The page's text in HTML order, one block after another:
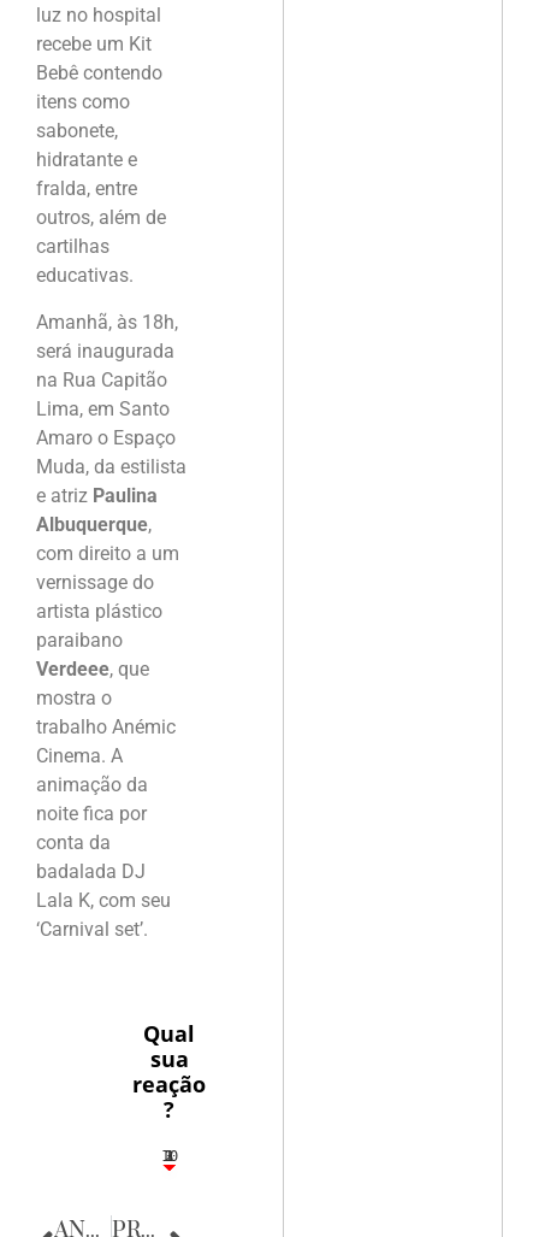
luz no hospital
recebe um Kit
Bebê contendo
itens como
sabonete,
hidratante e
fralda, entre
outros, além de
cartilhas
educativas.
Amanhã, às 18h,
será inaugurada
na Rua Capitão
Lima, em Santo
Amaro o Espaço
Muda, da estilista
e atriz Paulina
Albuquerque,
com direito a um
vernissage do
artista plástico
paraibano
Verdeee, que
mostra o
trabalho Anémic
Cinema. A
animação da
noite fica por
conta da
badalada DJ
Lala K, com seu
‘Carnival set’.
Qual
sua
reação
?
3
1
1
2
10
ANTERIOR PRÓXIMA